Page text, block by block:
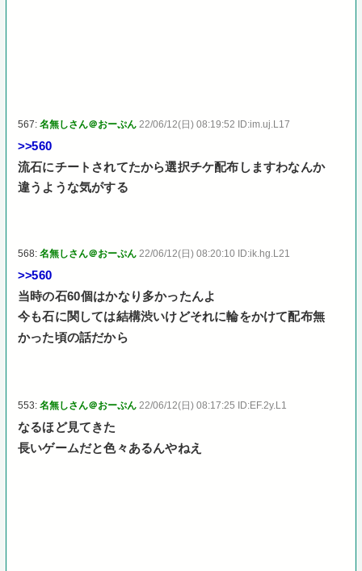
567:名無しさん＠おーぷん 22/06/12(日) 08:19:52 ID:im.uj.L17
>>560
流石にチートされてたから選択チケ配布しますわなんか
違うような気がする
568:名無しさん＠おーぷん 22/06/12(日) 08:20:10 ID:ik.hg.L21
>>560
当時の石60個はかなり多かったんよ
今も石に関しては結構渋いけどそれに輪をかけて配布無
かった頃の話だから
553:名無しさん＠おーぷん 22/06/12(日) 08:17:25 ID:EF.2y.L1
なるほど見てきた
長いゲームだと色々あるんやねえ